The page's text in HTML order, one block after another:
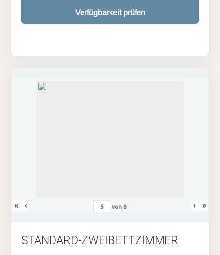
Verfügbarkeit prüfen
« ‹ von8 › »
STANDARD-ZWEIBETTZIMMER